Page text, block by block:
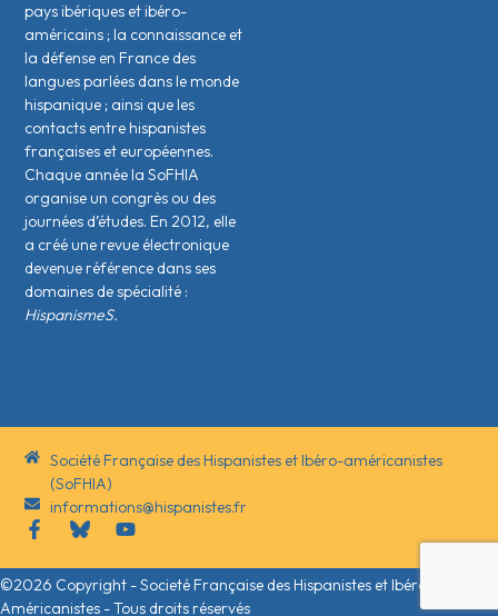
pays ibériques et ibéro-
américains ; la connaissance et
la défense en France des
langues parlées dans le monde
hispanique ; ainsi que les
contacts entre hispanistes
français·es et européen·nes.
Chaque année la SoFHIA
organise un congrès ou des
journées d’études. En 2012, elle
a créé une revue électronique
devenue référence dans ses
domaines de spécialité :
HispanismeS.
Société Française des Hispanistes et Ibéro-américanistes
(SoFHIA)
informations@hispanistes.fr
©2026 Copyright - Societé Française des Hispanistes et Ibéro-
Américanistes - Tous droits réservés